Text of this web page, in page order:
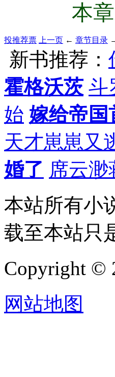
本
投推荐票 上一页 ← 章节目录
新书推荐：
霍格沃茨 斗
始 嫁给帝国
天才崽崽又
婚了 席云渺
本站所有小
载至本站只
Copyright ©
网站地图